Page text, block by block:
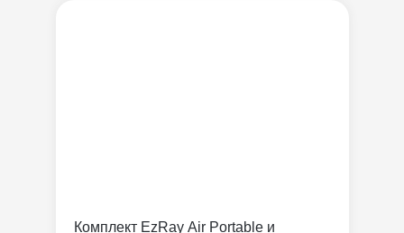
Комплект EzRay Air Portable и